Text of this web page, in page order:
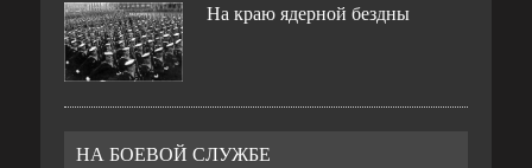
На краю ядерной бездны
НА БОЕВОЙ СЛУЖБЕ